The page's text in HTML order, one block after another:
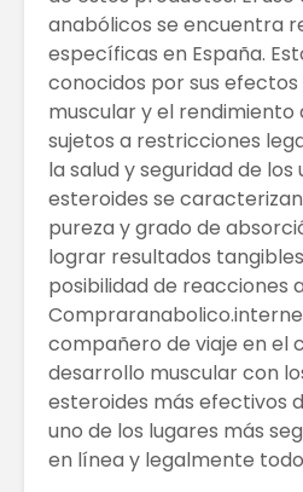
anabólicos se encuentra
específicas en España.
conocidos por sus
muscular y el
sujetos a restricciones
la salud y seguridad de los
esteroides se
pureza y grado de
lograr resultados
posibilidad de reacciones
compañero de viaje en el
desarrollo muscular con
esteroides más efectivos
uno de los lugares más
en línea y legalmente